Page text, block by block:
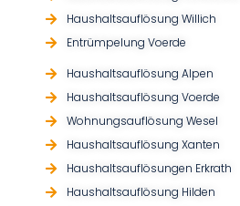
Haushaltsauflösung Willich
Entrümpelung Voerde
Haushaltsauflösung Alpen
Haushaltsauflösung Voerde
Wohnungsauflösung Wesel
Haushaltsauflösung Xanten
Haushaltsauflösungen Erkrath
Haushaltsauflösung Hilden